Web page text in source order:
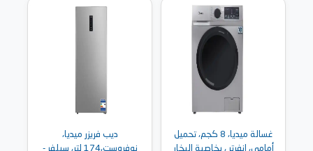
غسالة ميديا، 8 كجم، تحميل
أمامى، إنفرتر ، بخاصية البخار
ديب فريزر ميديا،
نوفروست،174 لتر، سيلفر -